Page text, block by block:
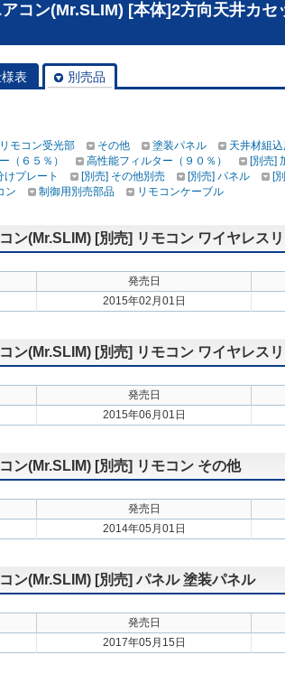
コン(Mr.SLIM) [本体]2方向天井カセ
表 別売品
モコン受光部 その他 塗装パネル 天井材組
（６５％） 高性能フィルター（９０％）
[別売]
けプレート [別売] その他別売 [別売] パネル [
ン 制御用別売部品 リモコンケーブル
ン(Mr.SLIM) [別売] リモコン ワイヤレス
発売日
2015年02月01日
ン(Mr.SLIM) [別売] リモコン ワイヤレス
発売日
2015年06月01日
ン(Mr.SLIM) [別売] リモコン その他
発売日
2014年05月01日
ン(Mr.SLIM) [別売] パネル 塗装パネル
発売日
2017年05月15日